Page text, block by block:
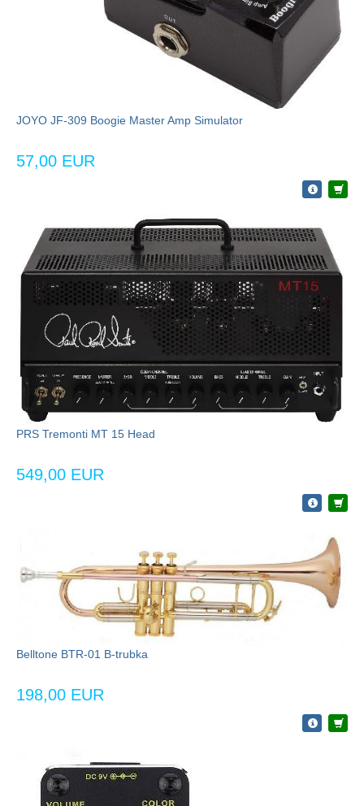
JOYO JF-309 Boogie Master Amp Simulator
57,00 EUR
PRS Tremonti MT 15 Head
549,00 EUR
Belltone BTR-01 B-trubka
198,00 EUR